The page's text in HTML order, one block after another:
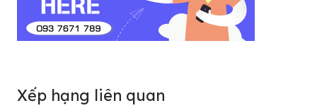
Xếp hạng liên quan